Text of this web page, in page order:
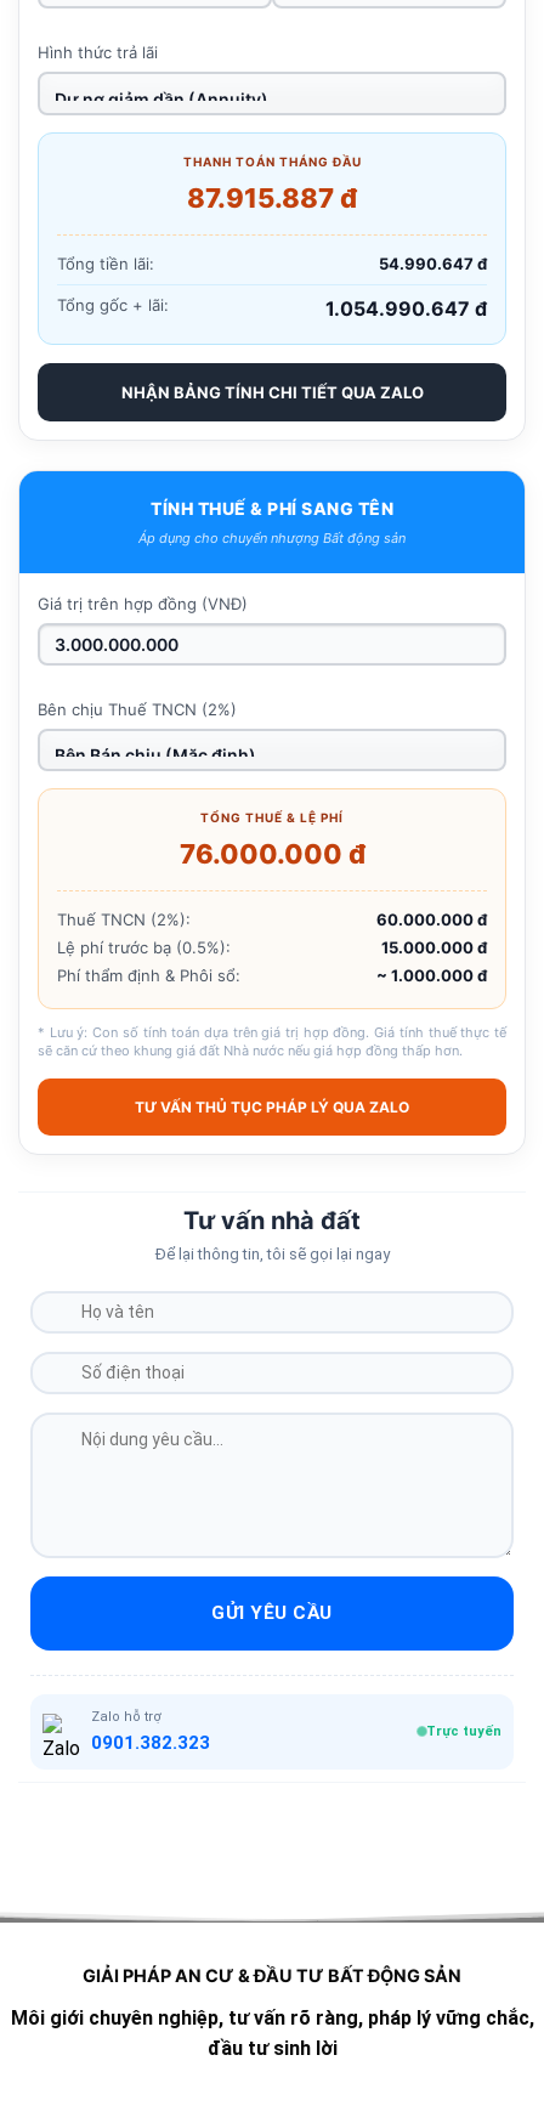
Hình thức trả lãi
THANH TOÁN THÁNG ĐẦU
87.915.887 đ
Tổng tiền lãi: 54.990.647 đ
Tổng gốc + lãi: 1.054.990.647 đ
NHẬN BẢNG TÍNH CHI TIẾT QUA ZALO
TÍNH THUẾ & PHÍ SANG TÊN
Áp dụng cho chuyển nhượng Bất động sản
Giá trị trên hợp đồng (VNĐ)
Bên chịu Thuế TNCN (2%)
TỔNG THUẾ & LỆ PHÍ
76.000.000 đ
Thuế TNCN (2%):
60.000.000 đ
Lệ phí trước bạ (0.5%):
15.000.000 đ
Phí thẩm định & Phôi sổ:
~ 1.000.000 đ
* Lưu ý: Con số tính toán dựa trên giá trị hợp đồng. Giá tính thuế thực tế
sẽ căn cứ theo khung giá đất Nhà nước nếu giá hợp đồng thấp hơn.
TƯ VẤN THỦ TỤC PHÁP LÝ QUA ZALO
Tư vấn nhà đất
Để lại thông tin, tôi sẽ gọi lại ngay
GỬI YÊU CẦU
Zalo hỗ trợ
0901.382.323 Trực tuyến
GIẢI PHÁP AN CƯ & ĐẦU TƯ BẤT ĐỘNG SẢN
Môi giới chuyên nghiệp, tư vấn rõ ràng, pháp lý vững chắc,
đầu tư sinh lời